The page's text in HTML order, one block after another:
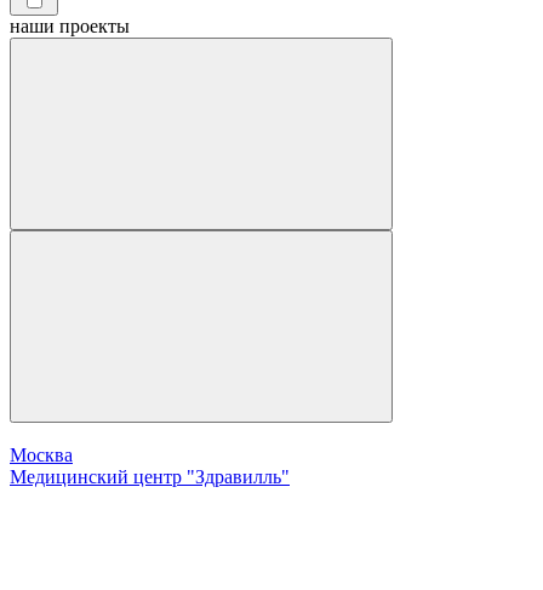
наши проекты
Москва
Медицинский центр "Здравилль"